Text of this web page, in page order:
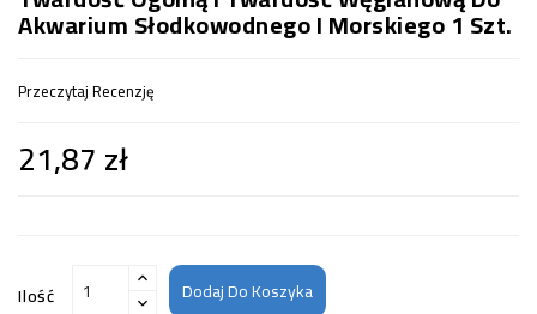
Akwarium Słodkowodnego I Morskiego 1 Szt.
Przeczytaj Recenzję
21,87 zł
Ilość Dodaj Do Koszyka